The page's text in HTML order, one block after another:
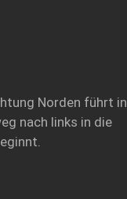
Norden führt in
nach links in die